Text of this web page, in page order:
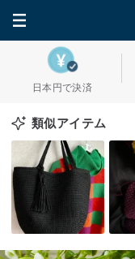
日本円で決済
類似アイテム